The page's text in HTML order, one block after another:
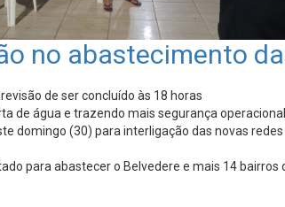
no abastecimento
de ser concluído às 18 horas
de água e trazendo mais segurança
domingo (30) para interligação das novas
para abastecer o Belvedere e mais 14